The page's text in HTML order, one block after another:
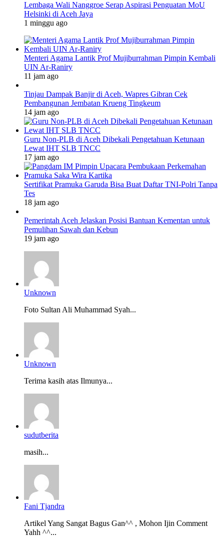
Lembaga Wali Nanggroe Serap Aspirasi Penguatan MoU
Helsinki di Aceh Jaya
1 minggu ago
Menteri Agama Lantik Prof Mujiburrahman Pimpin Kembali
UIN Ar-Raniry
11 jam ago
Tinjau Dampak Banjir di Aceh, Wapres Gibran Cek
Pembangunan Jembatan Krueng Tingkeum
14 jam ago
Guru Non-PLB di Aceh Dibekali Pengetahuan Ketunaan
Lewat IHT SLB TNCC
17 jam ago
Sertifikat Pramuka Garuda Bisa Buat Daftar TNI-Polri Tanpa
Tes
18 jam ago
Pemerintah Aceh Jelaskan Posisi Bantuan Kementan untuk
Pemulihan Sawah dan Kebun
19 jam ago
Unknown
Foto Sultan Ali Muhammad Syah...
Unknown
Terima kasih atas Ilmunya...
sudutberita
masih...
Fani Tjandra
Artikel Yang Sangat Bagus Gan^^ , Mohon Ijin Comment
Yahh ^^...